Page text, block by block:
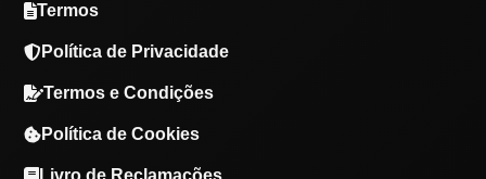
Termos
Política de Privacidade
Termos e Condições
Política de Cookies
Livro de Reclamações